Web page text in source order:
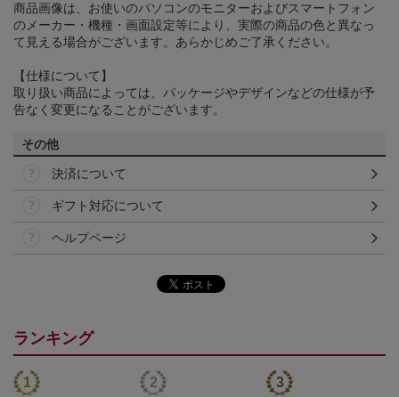
商品画像は、お使いのパソコンのモニターおよびスマートフォン
のメーカー・機種・画面設定等により、実際の商品の色と異なっ
て見える場合がございます。あらかじめご了承ください。
【仕様について】
取り扱い商品によっては、パッケージやデザインなどの仕様が予
告なく変更になることがございます。
その他
決済について
ギフト対応について
ヘルプページ
ランキング